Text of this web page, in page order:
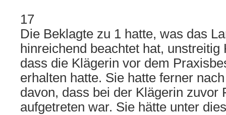
17
Die Beklagte zu 1 hatte, was das
hinreichend beachtet hat, unstreitig
dass die Klägerin vor dem
erhalten hatte. Sie hatte ferner
davon, dass bei der Klägerin zuvor
aufgetreten war. Sie hätte unter